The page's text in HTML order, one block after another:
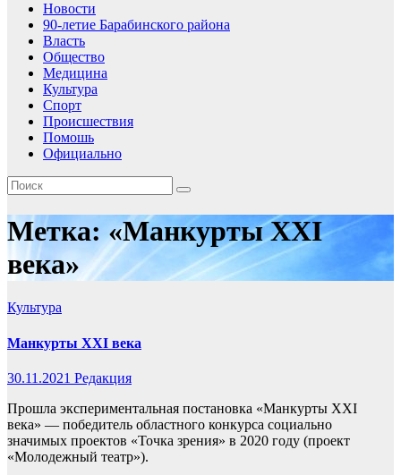
Новости
90-летие Барабинского района
Власть
Общество
Медицина
Культура
Спорт
Происшествия
Помошь
Официально
Метка:«Манкурты XXI
века»
Культура
Манкурты XXI века
30.11.2021 Редакция
Прошла экспериментальная постановка «Манкурты XXI
века» — победитель областного конкурса социально
значимых проектов «Точка зрения» в 2020 году (проект
«Молодежный театр»).